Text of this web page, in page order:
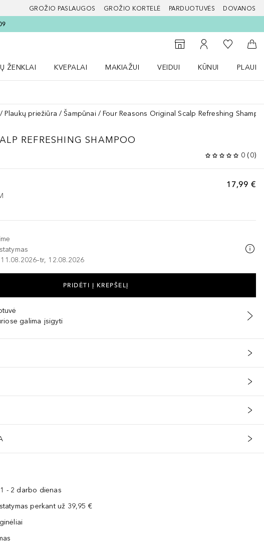
GROŽIO PASLAUGOS GROŽIO KORTELĖ PARDUOTUVĖS DOVANOS
puslapį
Į parduotuvių paiešką
Į mano paskyrą
Į mano
Į
ŽENKLAI
KVEPALAI
MAKIAŽUI
VEIDUI
KŪNUI
Plaukų priežiūra Šampūnai Four Reasons Original Scalp Refreshing
REFRESHING SHAMPOO
0 (0)
17,99 €
12.08.2026
PRIDĖTI Į KREPŠELĮ
galima įsigyti
- 2 darbo dienas
perkant už 39,95 €